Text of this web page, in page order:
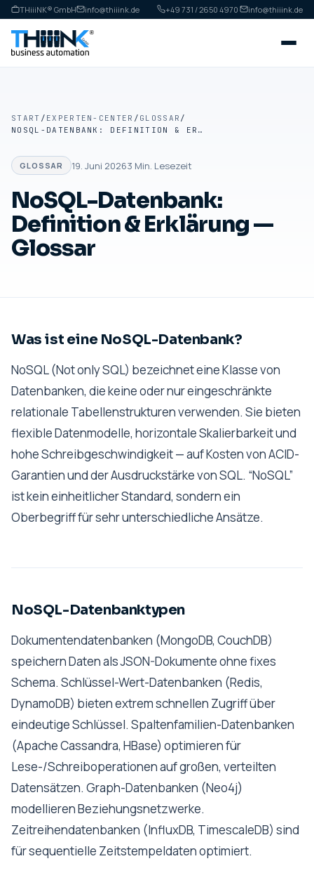
THiiiNK® GmbH info@thiiink.de +49 731 / 2650 4970· info@thiiink.de
START / EXPERTEN-CENTER / GLOSSAR /
NOSQL-DATENBANK: DEFINITION & ERKLÄRUNG — GLOSSAR
GLOSSAR 19. Juni 20263 Min. Lesezeit
NoSQL-Datenbank:
Definition & Erklärung —
Glossar
Was ist eine NoSQL-Datenbank?
NoSQL (Not only SQL) bezeichnet eine Klasse von
Datenbanken, die keine oder nur eingeschränkte
relationale Tabellenstrukturen verwenden. Sie bieten
flexible Datenmodelle, horizontale Skalierbarkeit und
hohe Schreibgeschwindigkeit — auf Kosten von ACID-
Garantien und der Ausdruckstärke von SQL. “NoSQL”
ist kein einheitlicher Standard, sondern ein
Oberbegriff für sehr unterschiedliche Ansätze.
NoSQL-Datenbanktypen
Dokumentendatenbanken (MongoDB, CouchDB)
speichern Daten als JSON-Dokumente ohne fixes
Schema. Schlüssel-Wert-Datenbanken (Redis,
DynamoDB) bieten extrem schnellen Zugriff über
eindeutige Schlüssel. Spaltenfamilien-Datenbanken
(Apache Cassandra, HBase) optimieren für
Lese-/Schreiboperationen auf großen, verteilten
Datensätzen. Graph-Datenbanken (Neo4j)
modellieren Beziehungsnetzwerke.
Zeitreihendatenbanken (InfluxDB, TimescaleDB) sind
für sequentielle Zeitstempeldaten optimiert.